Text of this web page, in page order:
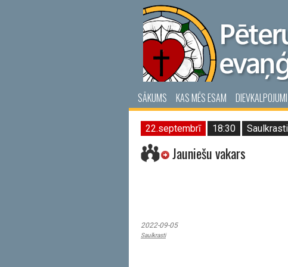
SĀKUMS KAS MĒS ESAM DIEVKALPOJUMI
22.septembrī 18:30 Saulkrasti
Jauniešu vakars
2022-09-05
Saulkrasti